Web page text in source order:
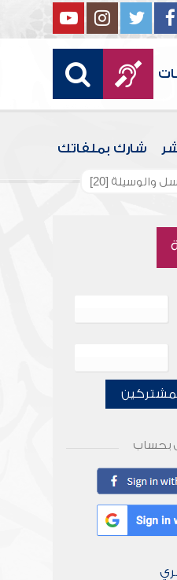
شارك بملفاتك
والوسيلة [20]
بحساب